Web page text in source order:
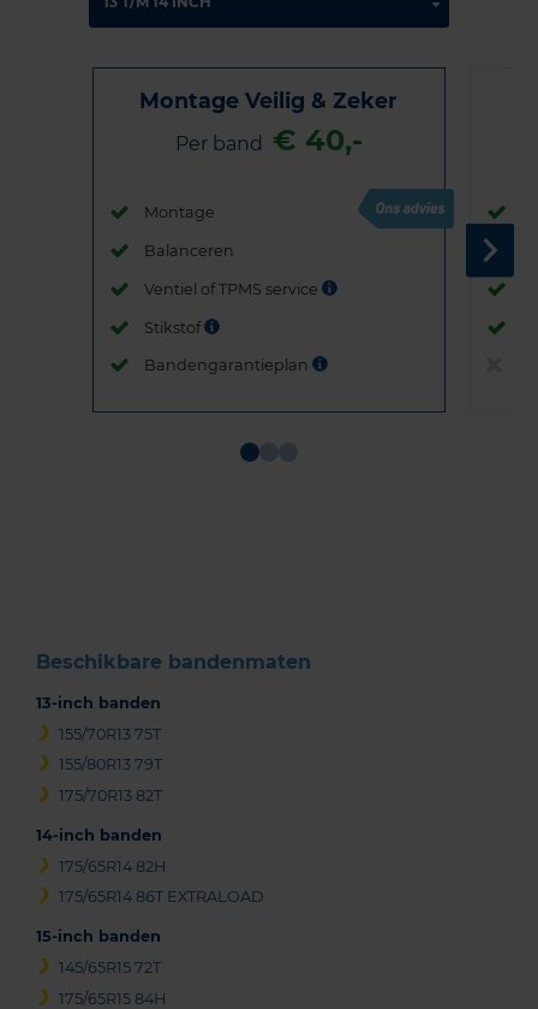
Montage Veilig & Zeker
Per band € 40,-
Montage
Balanceren
Ventiel of TPMS service
Stikstof
Bandengarantieplan
Beschikbare bandenmaten
13-inch banden
155/70R13 75T
155/80R13 79T
175/70R13 82T
14-inch banden
175/65R14 82H
175/65R14 86T EXTRALOAD
15-inch banden
145/65R15 72T
175/65R15 84H